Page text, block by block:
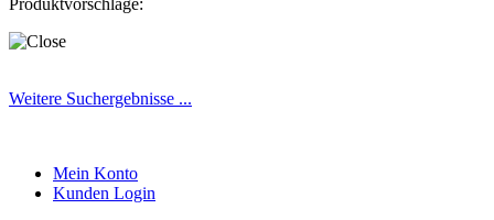
Produktvorschläge:
Weitere Suchergebnisse ...
Mein Konto
Kunden Login